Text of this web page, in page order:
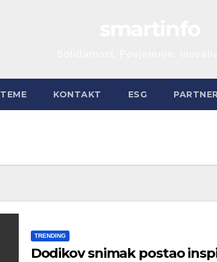
TEME KONTAKT ESG
TRENDING
Dodikov snimak postao